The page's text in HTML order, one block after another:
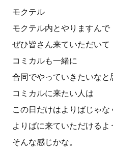
モクテル
モクテル内とやりますんで
ぜひ皆さん来ていただいて
コミカルも一緒に
合同でやっていきたいなと
コミカルに来たい人は
この日だけはよりばじゃな
よりばに来ていただけるよ
そんな感じかな。